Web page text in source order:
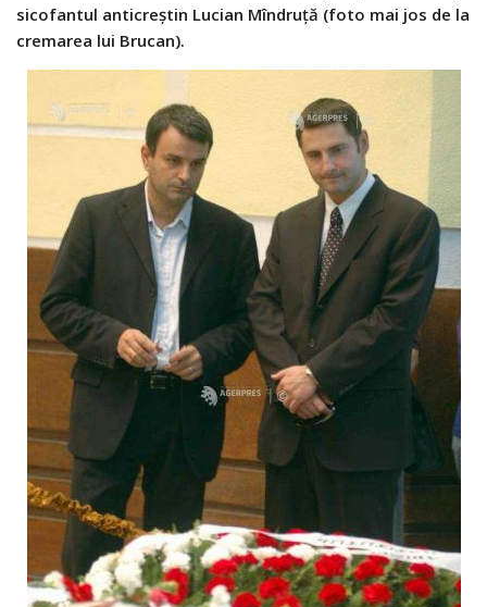
sicofantul anticreștin Lucian Mîndruță (foto mai jos de la
cremarea lui Brucan).